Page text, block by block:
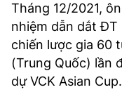
Tháng 12/2021,
nhiệm dẫn dắt ĐT
chiến lược gia 60
(Trung Quốc) lần
dự VCK Asian Cup.